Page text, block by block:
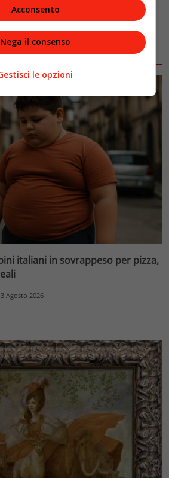
italiani in sovrappeso per pizza,
3 Agosto 2026
Acconsento
Nega il consenso
le opzioni